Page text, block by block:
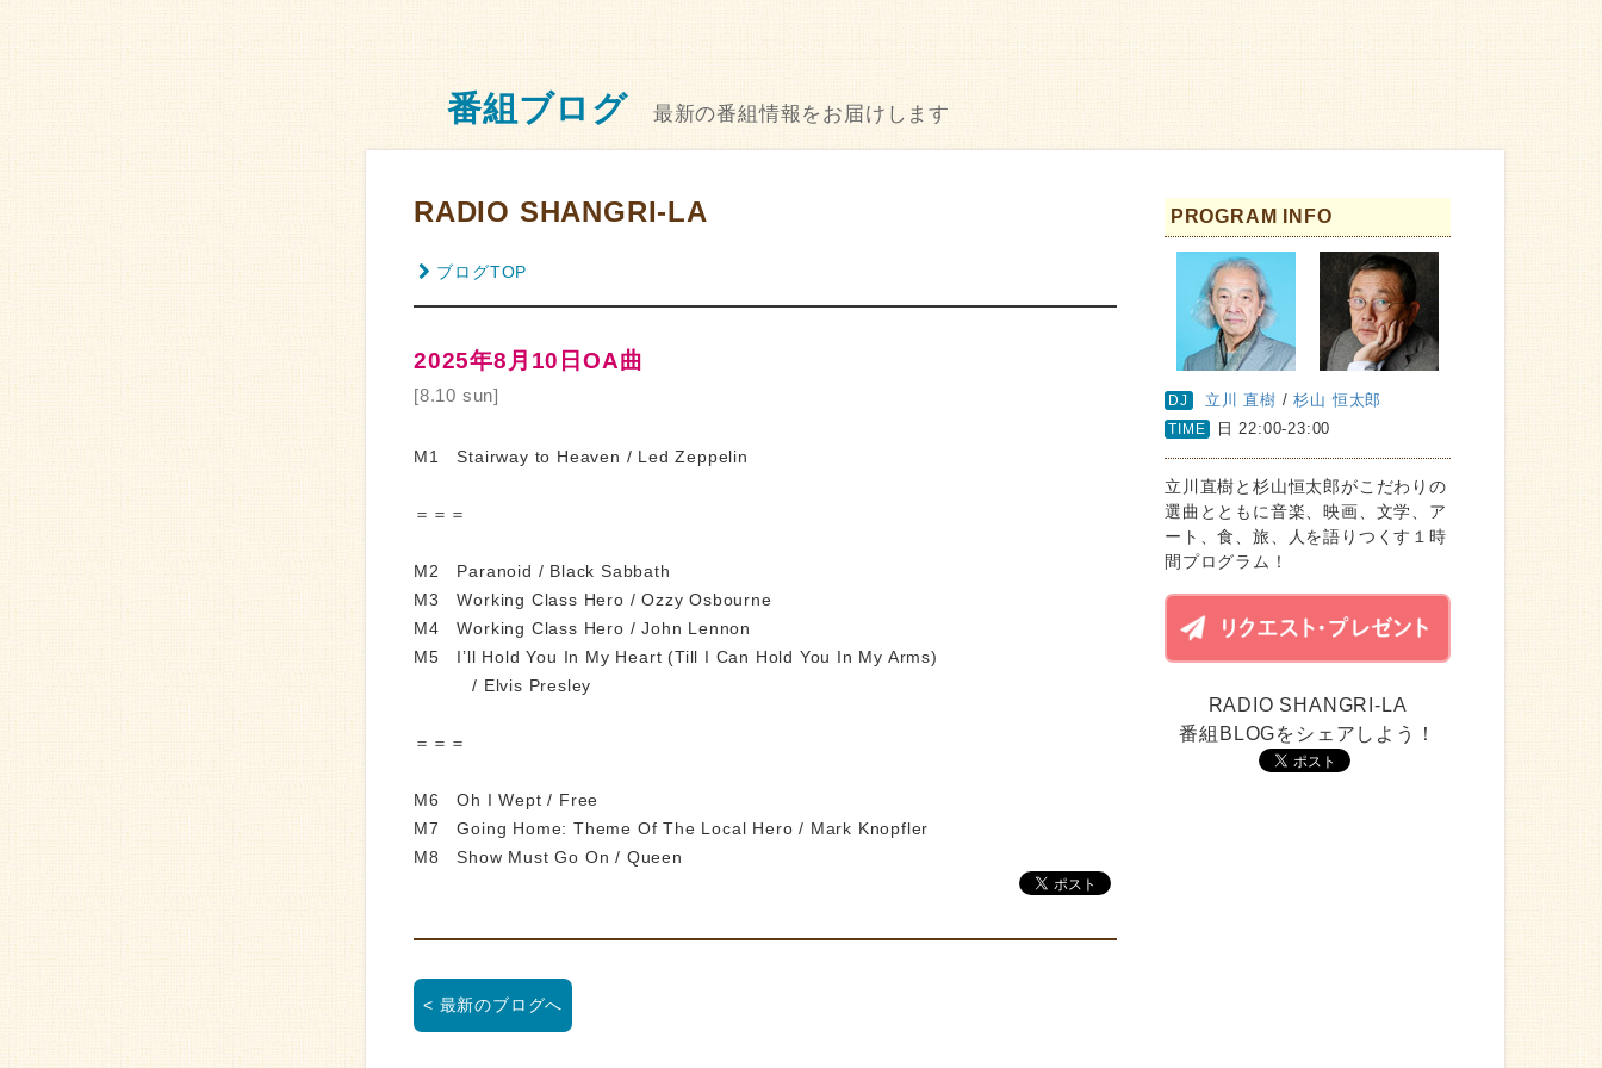
番組ブログ 最新の番組情報をお届けします
RADIO SHANGRI-LA
ブログTOP
2025年8月10日OA曲
[8.10 sun]
M1 Stairway to Heaven / Led Zeppelin
＝＝＝
M2 Paranoid / Black Sabbath
M3 Working Class Hero / Ozzy Osbourne
M4 Working Class Hero / John Lennon
M5 I’ll Hold You In My Heart (Till I Can Hold You In My Arms)
/ Elvis Presley
＝＝＝
M6 Oh I Wept / Free
M7 Going Home: Theme Of The Local Hero / Mark Knopfler
M8 Show Must Go On / Queen
< 最新のブログへ
PROGRAM INFO
DJ 立川 直樹 /杉山 恒太郎
TIME 日 22:00-23:00
立川直樹と杉山恒太郎がこだわりの
選曲とともに音楽、映画、文学、ア
ート、食、旅、人を語りつくす１時
間プログラム！
RADIO SHANGRI-LA
番組BLOGをシェアしよう！